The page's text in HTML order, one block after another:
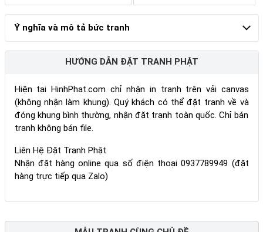
Ý nghĩa và mô tả bức tranh
HƯỚNG DẪN ĐẶT TRANH PHẬT
Hiện tại HinhPhat.com chỉ nhận in tranh trên vải canvas
(không nhận làm khung). Quý khách có thể đặt tranh về và
đóng khung bình thường, nhận đặt tranh toàn quốc. Chỉ bán
tranh không bán file.
Liên Hệ Đặt Tranh Phật
Nhận đặt hàng online qua số điện thoại 0937789949 (đặt
hàng trực tiếp qua Zalo)